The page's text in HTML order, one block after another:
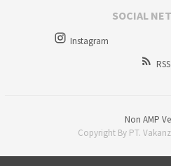
SOCIAL
Instagram
RSS
Non AMP
Copyright By PT.